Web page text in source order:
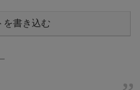
を書き込む